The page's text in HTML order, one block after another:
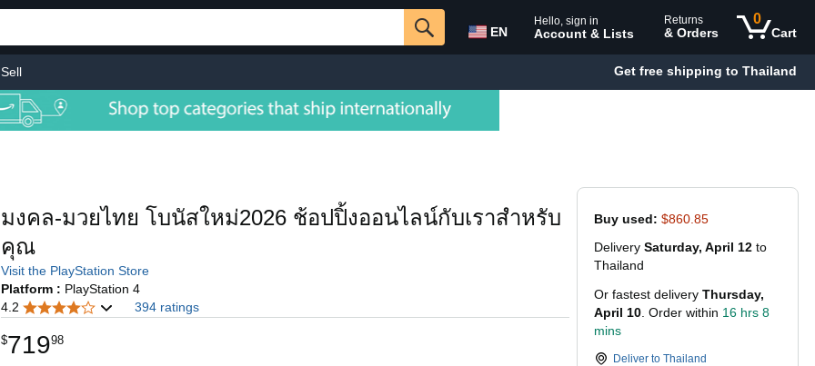
EN
Hello, sign in
Account & Lists
Returns
& Orders
0
Cart
Sell Get free shipping to Thailand
Buy used: $860.85
Delivery Saturday, April 12 to
Thailand
Or fastest delivery Thursday,
April 10 . Order within 16 hrs 8
mins
Deliver to Thailand
มงคล-มวยไทย โบนัสใหม่2026 ช้อปปิ้งออนไลน์กับเราสำหรับ
คุณ
Visit the PlayStation Store
Platform : PlayStation 4
4.2
394 ratings
$71998